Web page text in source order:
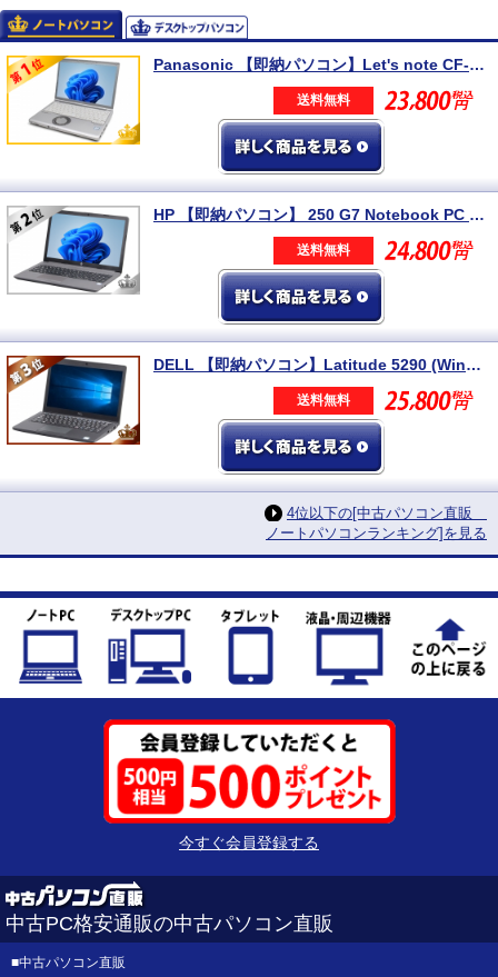
Panasonic 【即納パソコン】Let's note CF-SV8 (Win11pro64) 5N8
送料無料
HP 【即納パソコン】 250 G7 Notebook PC (Win11pro64) 5N8 ※テンキー付
送料無料
DELL 【即納パソコン】Latitude 5290 (Win11pro64) 5N8
送料無料
4位以下の[中古パソコン直販
ノートパソコンランキング]を見る
今すぐ会員登録する
中古PC格安通販の中古パソコン直販
■中古パソコン直販